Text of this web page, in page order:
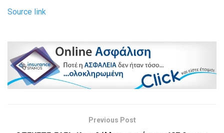
Source link
Previous Post